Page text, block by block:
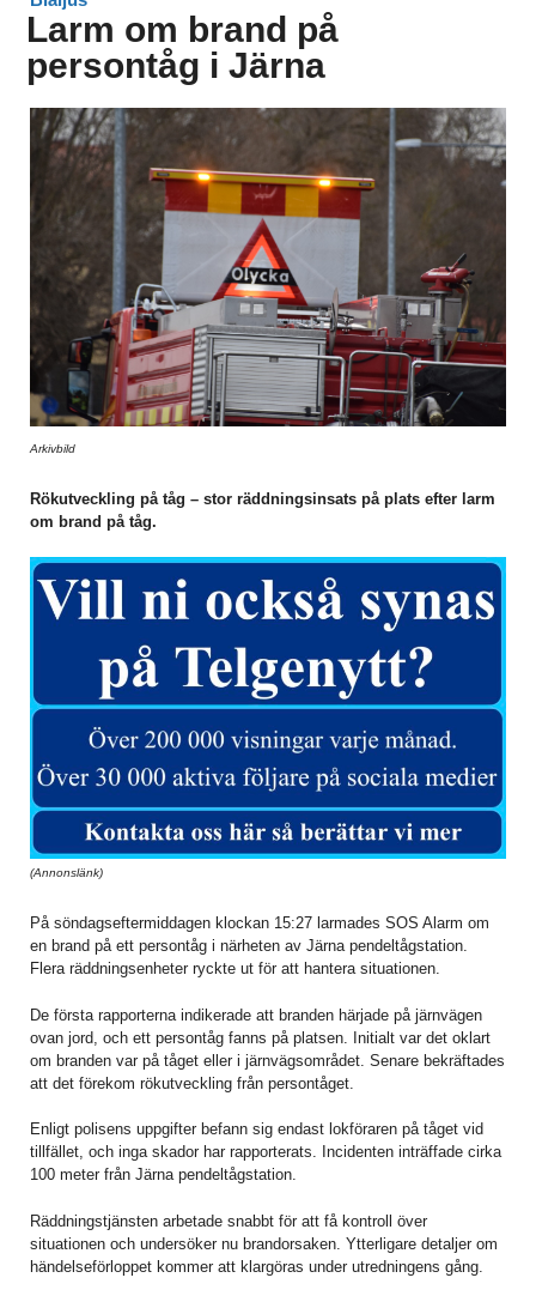
Larm om brand på
persontåg i Järna
Arkivbild
Rökutveckling på tåg – stor räddningsinsats på plats efter larm
om brand på tåg.
(Annonslänk)
På söndagseftermiddagen klockan 15:27 larmades SOS Alarm om
en brand på ett persontåg i närheten av Järna pendeltågstation.
Flera räddningsenheter ryckte ut för att hantera situationen.
De första rapporterna indikerade att branden härjade på järnvägen
ovan jord, och ett persontåg fanns på platsen. Initialt var det oklart
om branden var på tåget eller i järnvägsområdet. Senare bekräftades
att det förekom rökutveckling från persontåget.
Enligt polisens uppgifter befann sig endast lokföraren på tåget vid
tillfället, och inga skador har rapporterats. Incidenten inträffade cirka
100 meter från Järna pendeltågstation.
Räddningstjänsten arbetade snabbt för att få kontroll över
situationen och undersöker nu brandorsaken. Ytterligare detaljer om
händelseförloppet kommer att klargöras under utredningens gång.